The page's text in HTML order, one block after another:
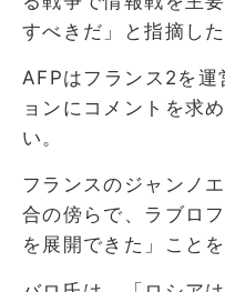
すべきだ」と指摘した
AFPはフランス2を運
ョンにコメントを求
い。
フランスのジャンノ
合の傍らで、ラブロ
を展開できた」こと